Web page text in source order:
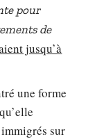
pour
de
jusqu’à
une forme
sur